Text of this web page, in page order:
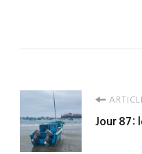
d'article
Jour 87: